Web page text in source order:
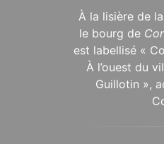
À la lisière de la
le bourg de
est labellisé «
À l’ouest du
Guillotin »,